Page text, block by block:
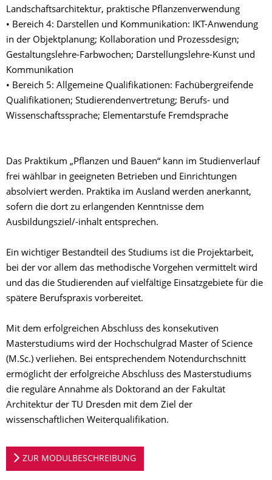
Landschaftsarchitektur, praktische Pflanzenverwendung
• Bereich 4: Darstellen und Kommunikation: IKT-Anwendung
in der Objektplanung; Kollaboration und Prozessdesign;
Gestaltungslehre-Farbwochen; Darstellungslehre-Kunst und
Kommunikation
• Bereich 5: Allgemeine Qualifikationen: Fachübergreifende
Qualifikationen; Studierendenvertretung; Berufs- und
Wissenschaftssprache; Elementarstufe Fremdsprache
Das Praktikum „Pflanzen und Bauen“ kann im Studienverlauf
frei wählbar in geeigneten Betrieben und Einrichtungen
absolviert werden. Praktika im Ausland werden anerkannt,
sofern die dort zu erlangenden Kenntnisse dem
Ausbildungsziel/-inhalt entsprechen.
Ein wichtiger Bestandteil des Studiums ist die Projektarbeit,
bei der vor allem das methodische Vorgehen vermittelt wird
und das die Studierenden auf vielfältige Einsatzgebiete für die
spätere Berufspraxis vorbereitet.
Mit dem erfolgreichen Abschluss des konsekutiven
Masterstudiums wird der Hochschulgrad Master of Science
(M.Sc.) verliehen. Bei entsprechendem Notendurchschnitt
ermöglicht der erfolgreiche Abschluss des Masterstudiums
die reguläre Annahme als Doktorand an der Fakultät
Architektur der TU Dresden mit dem Ziel der
wissenschaftlichen Weiterqualifikation.
ZUR MODULBESCHREIBUNG